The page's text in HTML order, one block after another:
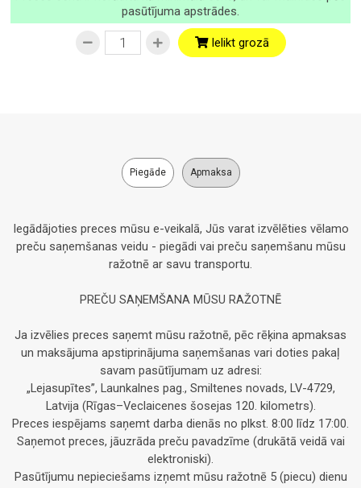
pasūtījuma apstrādes.
Ielikt grozā
Piegāde Apmaksa
Iegādājoties preces mūsu e-veikalā, Jūs varat izvēlēties vēlamo
preču saņemšanas veidu - piegādi vai preču saņemšanu mūsu
ražotnē ar savu transportu.
PREČU SAŅEMŠANA MŪSU RAŽOTNĒ
Ja izvēlies preces saņemt mūsu ražotnē, pēc rēķina apmaksas
un maksājuma apstiprinājuma saņemšanas vari doties pakaļ
savam pasūtījumam uz adresi:
„Lejasupītes”, Launkalnes pag., Smiltenes novads, LV-4729,
Latvija (Rīgas–Veclaicenes šosejas 120. kilometrs).
Preces iespējams saņemt darba dienās no plkst. 8:00 līdz 17:00.
Saņemot preces, jāuzrāda preču pavadzīme (drukātā veidā vai
elektroniski).
Pasūtījumu nepieciešams izņemt mūsu ražotnē 5 (piecu) dienu